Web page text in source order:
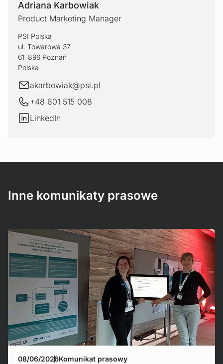
Adriana Karbowiak
Product Marketing Manager
PSI Polska
ul. Towarowa 37
61-896 Poznań
Polska
E-mailakarbowiak@psi.pl
+48 601 515 008
LinkedIn
LinkedIn
Inne komunikaty prasowe
08/06/2026Komunikat prasowy
Mehr erfahren!